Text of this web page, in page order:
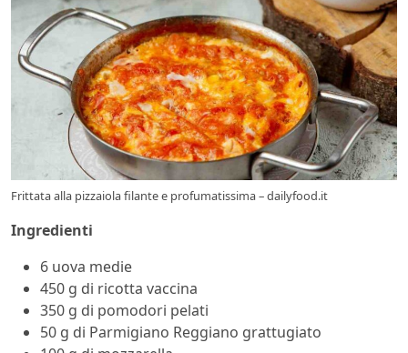
Frittata alla pizzaiola filante e profumatissima – dailyfood.it
Ingredienti
6 uova medie
450 g di ricotta vaccina
350 g di pomodori pelati
50 g di Parmigiano Reggiano grattugiato